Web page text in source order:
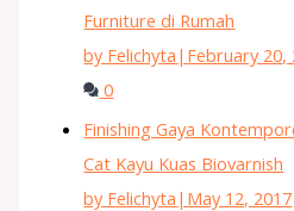
Furniture di Rumah
by Felichyta | February 20,
0
Finishing Gaya
Cat Kayu Kuas Biovarnish
by Felichyta | May 12, 2017